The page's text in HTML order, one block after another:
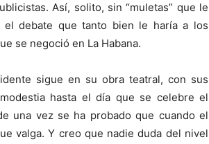
Así, solito, sin “muletas” que le
el debate que tanto bien le haría a los
se negoció en La Habana.
sigue en su obra teatral, con sus
hasta el día que se celebre el
una vez se ha probado que cuando el
valga. Y creo que nadie duda del nivel